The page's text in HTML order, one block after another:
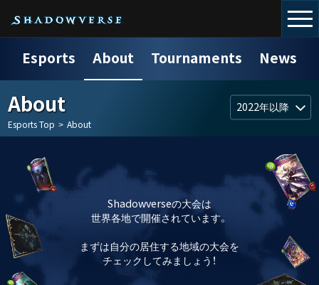
Esports About Tournaments News
About
Esports Top > About
Shadowverseの大会は
世界各地で開催されています。
まずは自分の居住する地域の大会を
チェックしてみましょう！